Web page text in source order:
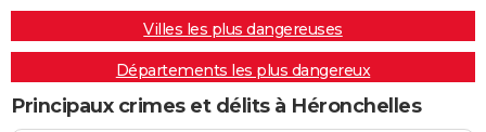
Villes les plus dangereuses
Départements les plus dangereux
Principaux crimes et délits à Héronchelles